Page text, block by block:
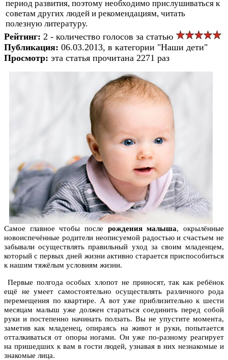
период развития, поэтому необходимо прислушиваться к
советам других людей и рекомендациям, читать
полезную литературу.
Рейтинг: 2 - количество голосов за статью
Публикация: 06.03.2013, в категории "Наши дети"
Просмотр: эта статья прочитана 2271 раз
Самое главное чтобы после рождения малыша, окрылённые
новоиспечённые родители неописуемой радостью и счастьем не
забывали осуществлять правильный уход за своим младенцем,
который с первых дней жизни активно старается приспособиться
к нашим тяжёлым условиям жизни.
Первые полгода особых хлопот не приносят, так как ребёнок
ещё не умеет самостоятельно осуществлять различного рода
перемещения по квартире. А вот уже приблизительно к шести
месяцам малыш уже должен стараться соединить перед собой
руки и постепенно начинать ползать. Вы не упустите момента,
заметив как младенец, опираясь на живот и руки, попытается
отталкиваться от опоры ногами. Он уже по-разному реагирует
на пришедших к вам в гости людей, узнавая в них незнакомые и
знакомые лица.